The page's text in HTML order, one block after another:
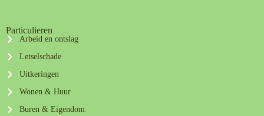
Particulieren
Arbeid en ontslag
Letselschade
Uitkeringen
Wonen & Huur
Buren & Eigendom